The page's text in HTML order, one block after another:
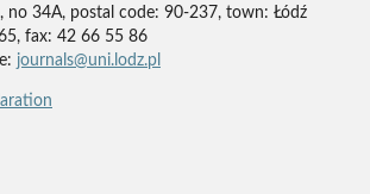
no 34A, postal code: 90-237, town: Łódź
fax: 42 66 55 86
journals@uni.lodz.pl